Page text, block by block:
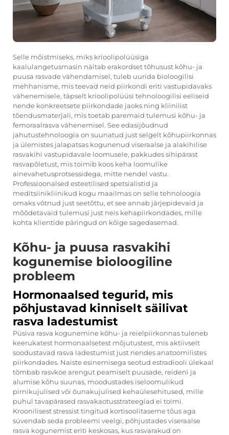
Selle mõistmiseks, miks krioolipolüüsiga
kaalulangetusmasin näitab erakordset tõhusust kõhu- ja
puusa rasvade vähendamisel, tuleb uurida bioloogilisi
mehhanisme, mis teevad neid piirkondi eriti vastupidavaks
vähenemisele, täpselt krioolipolüüsi tehnoloogilisi eeliseid
nende konkreetsete piirkondade jaoks ning kliinilist
tõendusmaterjali, mis toetab paremaid tulemusi kõhu- ja
femoraalrasva vähenemisel. See edasijõudnud
jahutustehnoloogia on suunatud just selgelt kõhupiirkonnas
ja ülemistes jalapatsas kogunenud viseraalse ja alakihilise
rasvakihi vastupidavale loomusele, pakkudes sihipärast
rasvapõletust, mis toimib koos keha loomulike
ainevahetusprotsessidega, mitte nendel vastu.
Professioonalsed esteetilised spetsialistid ja
meditsiinikliinikud kogu maailmas on selle tehnoloogia
omaks võtnud just seetõttu, et see annab järjepidevaid ja
mõõdetavaid tulemusi just neis kehapiirkondades, mille
kohta klientide päringud on kõige sagedasemad.
Kõhu- ja puusa rasvakihi
kogunemise bioloogiline
probleem
Hormonaalsed tegurid, mis
põhjustavad kinniselt säilivat
rasva ladestumist
Püsiva rasva kogunemine kõhu- ja reielpiirkonnas tuleneb
keerukatest hormonaalsetest mõjutustest, mis aktiivselt
soodustavad rasva ladestumist just nendes anatoomilistes
piirkondades. Naiste esinemisega seotud estradiooli ülekaal
tõmbab rasvkoe arengut peamiselt puusade, reideni ja
alumise kõhu suunas, moodustades iseloomulikud
pirnikujulised või õunakujulised kehaülesehitused, mille
puhul tavapärased rasvakaotusstrateegiad ei toimi.
Kroonilisest stressist tingitud kortisoolitaseme tõus aga
süvendab seda probleemi veelgi, põhjustades viseraalse
rasva kogunemist eriti keskosas, kus rasvarakud on